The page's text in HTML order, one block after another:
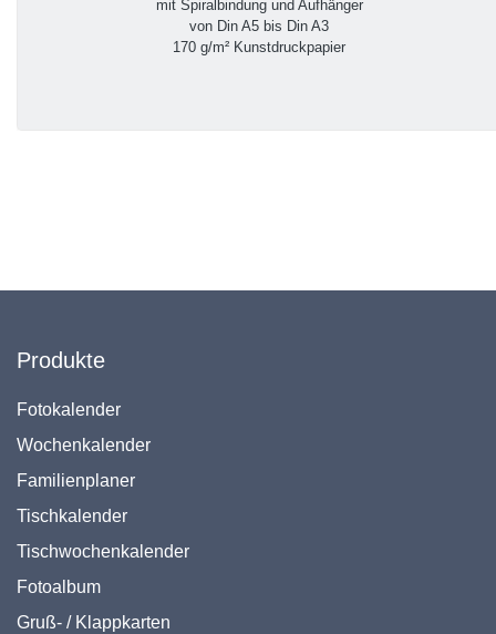
mit Spiralbindung und Aufhänger
von Din A5 bis Din A3
170 g/m² Kunstdruckpapier
Produkte
Fotokalender
Wochenkalender
Familienplaner
Tischkalender
Tischwochenkalender
Fotoalbum
Gruß- / Klappkarten